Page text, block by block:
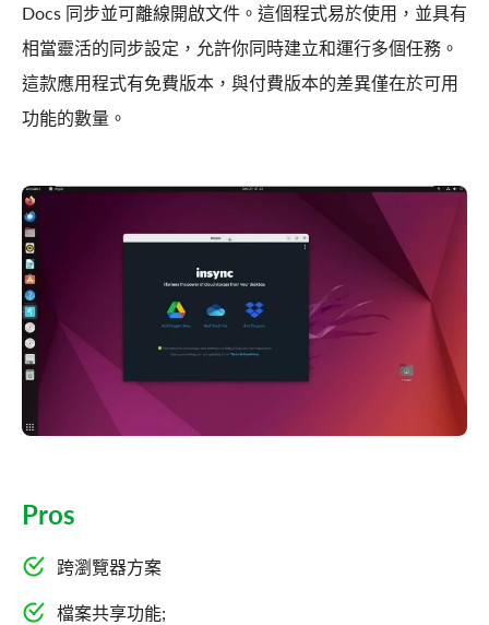
Docs 同步並可離線開啟文件。這個程式易於使用，並具有
相當靈活的同步設定，允許你同時建立和運行多個任務。
這款應用程式有免費版本，與付費版本的差異僅在於可用
功能的數量。
Pros
跨瀏覽器方案
檔案共享功能;